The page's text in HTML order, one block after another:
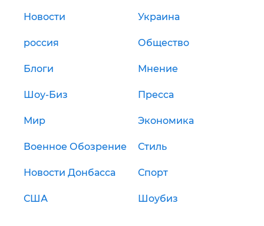
Новости Украина
россия Общество
Блоги Мнение
Шоу-Биз Пресса
Мир Экономика
Военное Обозрение Стиль
Новости Донбасса Спорт
США Шоубиз